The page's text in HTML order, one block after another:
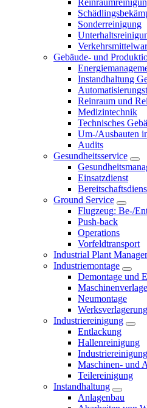
Sonderreinigung
Gebäude- und
Instandhaltung
Reinraum und
Medizintechnik
Technisches
Um-/Ausbauten
Audits
Gesundheitsservice
Einsatzdienst
Ground Service
Flugzeug: Be-/
Push-back
Operations
Vorfeldtransport
Industrial Plant
Industriemontage
Demontage und
Neumontage
Industriereinigung
Entlackung
Hallenreinigung
Industriereinigung
Maschinen- und
Teilereinigung
Instandhaltung
Anlagenbau